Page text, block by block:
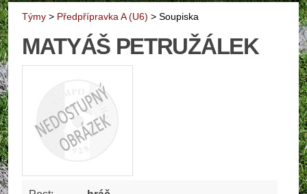
Týmy > Předpřípravka A (U6) > Soupiska
MATYÁŠ PETRUŽÁLEK